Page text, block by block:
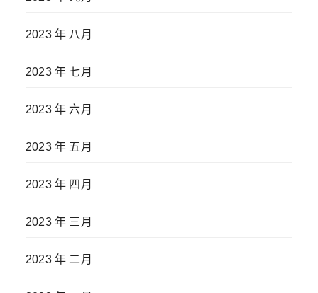
2023 年 八月
2023 年 七月
2023 年 六月
2023 年 五月
2023 年 四月
2023 年 三月
2023 年 二月